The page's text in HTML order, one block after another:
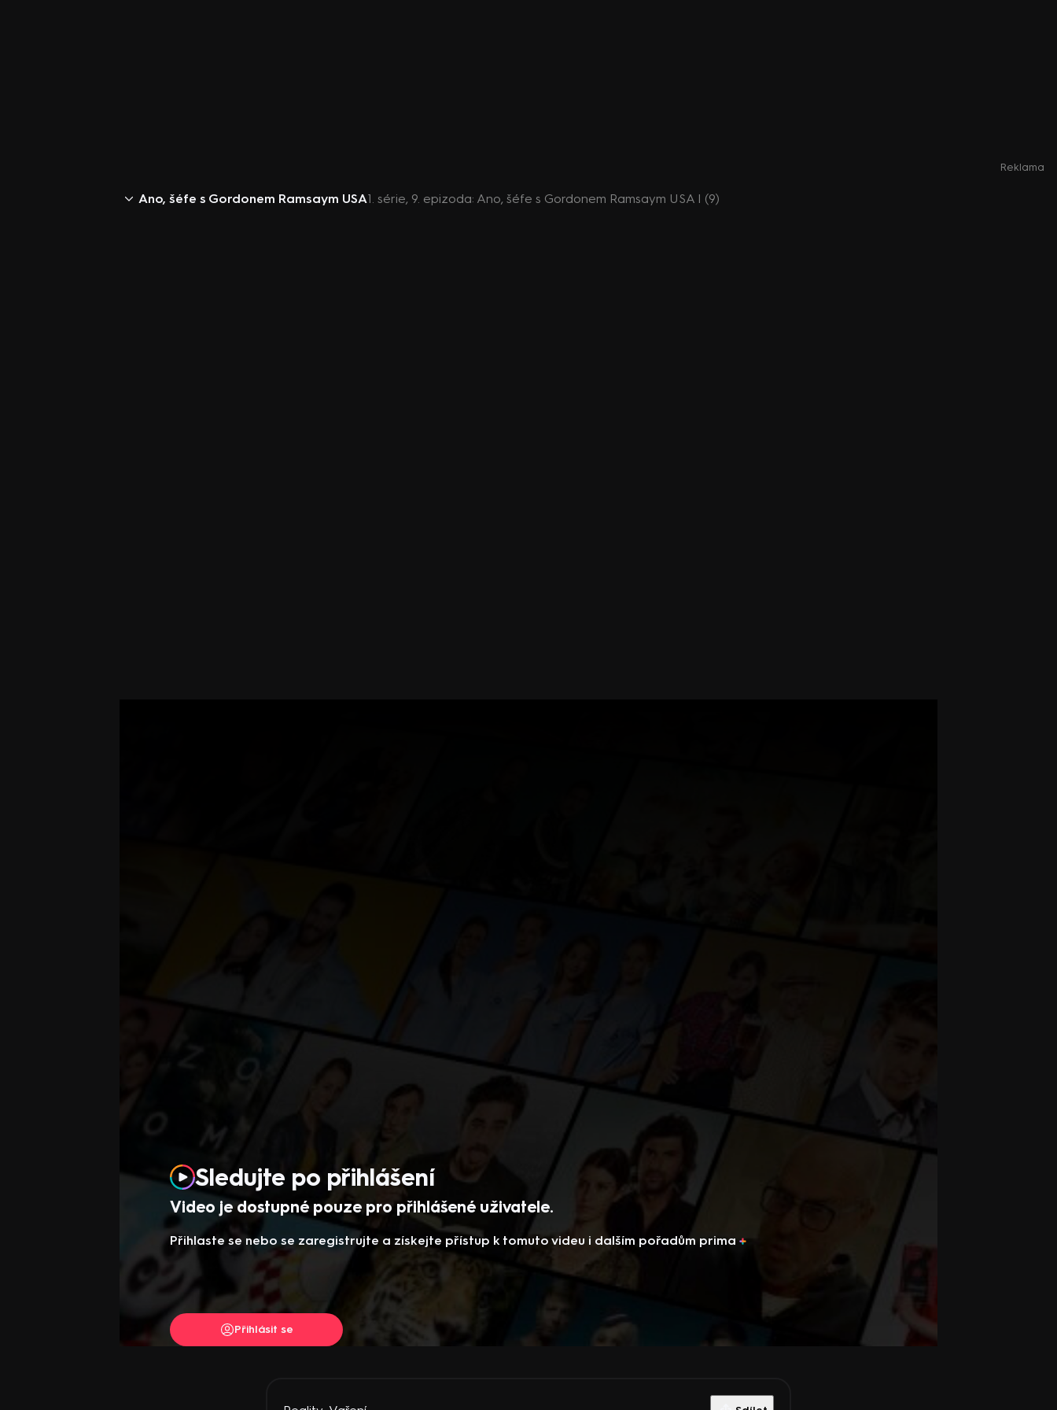
Reklama
Ano, šéfe s Gordonem Ramsaym USA1. série, 9. epizoda: Ano, šéfe s Gordonem Ramsaym USA I (9)
Video je dostupné pouze pro přihlášené uživatele.
Sledujte po přihlášení
Přihlaste se nebo se zaregistrujte a získejte přístup k tomuto videu i dalším pořadům prima
Přihlásit se